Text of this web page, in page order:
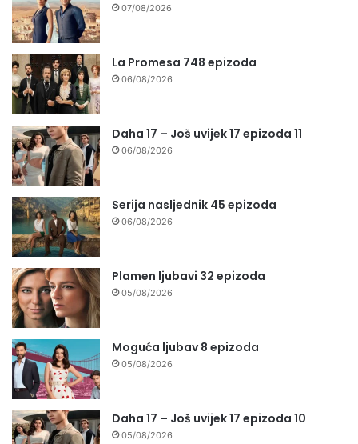
07/08/2026
La Promesa 748 epizoda
06/08/2026
Daha 17 – Još uvijek 17 epizoda 11
06/08/2026
Serija nasljednik 45 epizoda
06/08/2026
Plamen ljubavi 32 epizoda
05/08/2026
Moguća ljubav 8 epizoda
05/08/2026
Daha 17 – Još uvijek 17 epizoda 10
05/08/2026